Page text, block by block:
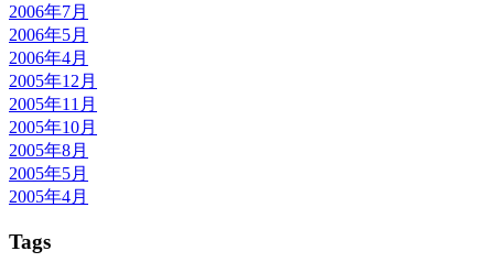
2006年7月
2006年5月
2006年4月
2005年12月
2005年11月
2005年10月
2005年8月
2005年5月
2005年4月
Tags